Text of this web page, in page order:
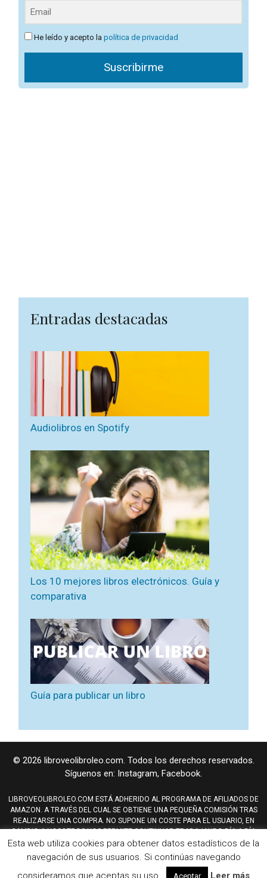
He leído y acepto lapolítica de privacidad
Suscribirme
Entradas destacadas
Audiolibros en Spotify
Los 10 mejores libros electrónicos. Guía y
comparativa
Guía para publicar un libro
© 2026 libroveolibroleo.com. Todos los derechos reservados.
Síguenos en: Instagram, Facebook.
LIBROVEOLIBROLEO.COM ESTÁ ADHERIDO AL PROGRAMA DE AFILIADOS DE
AMAZON. A TRAVÉS DEL CUAL SE OBTIENE UNA PEQUEÑA COMISIÓN TRAS
REALIZARSE UNA COMPRA. NO SUPONE UN COSTE PARA EL USUARIO, EN
CAMBIO A NOSOTROS NOS PERMITE CONTINUAR TRABAJANDO DÍA A DÍA
PARA MEJORAR EL SITIO WEB.
AMAZON Y TAMBIÉN EL LOGO DE AMAZON SON MARCAS REGISTRADAS DE
Mapa del sitio, Aviso Legal, Política de Privacidad Cookies
Esta web utiliza cookies para obtener datos estadísticos de la
navegación de sus usuarios. Si continúas navegando
consideramos que aceptas su uso.
Aceptar Leer más